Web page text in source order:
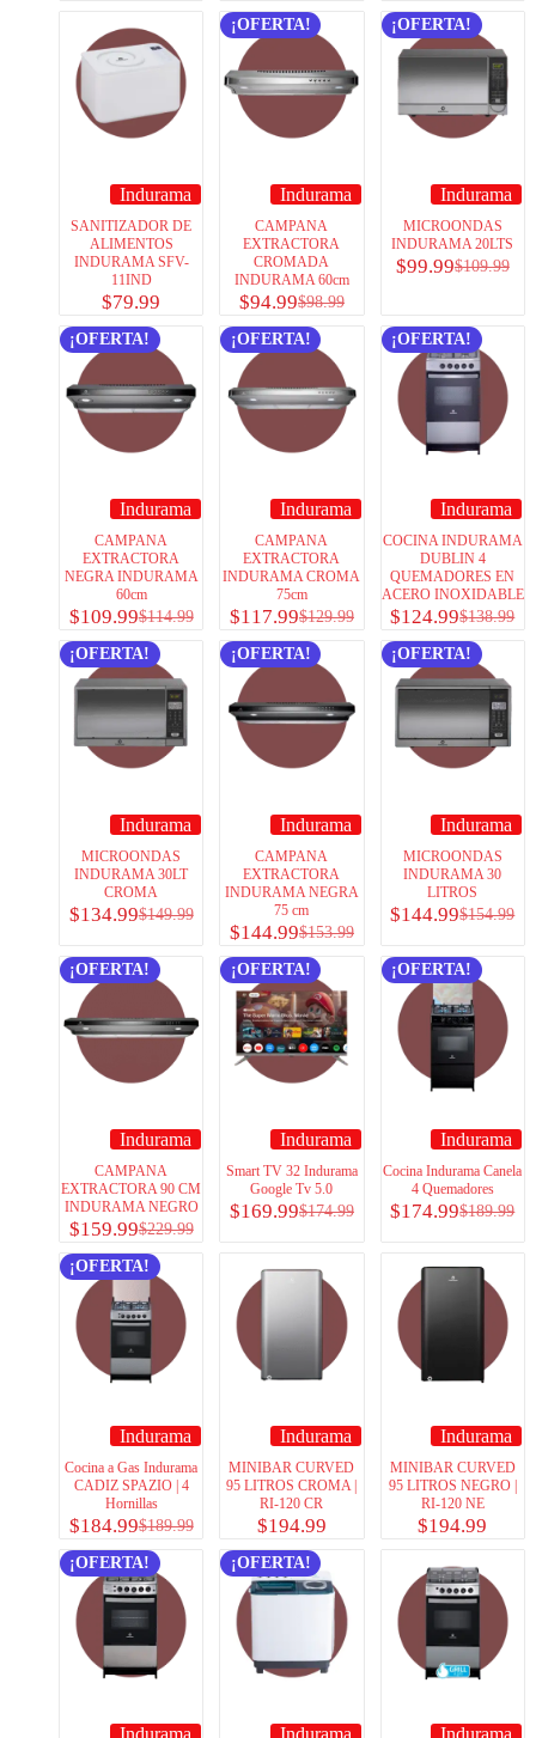
Indurama
SANITIZADOR DE
ALIMENTOS
INDURAMA SFV-
11IND
$79.99
¡OFERTA!
Indurama
CAMPANA
EXTRACTORA
CROMADA
INDURAMA 60cm
$98.99
$94.99
¡OFERTA!
Indurama
MICROONDAS
INDURAMA 20LTS
$109.99
$99.99
¡OFERTA!
Indurama
CAMPANA
EXTRACTORA
NEGRA INDURAMA
60cm
$114.99
$109.99
¡OFERTA!
Indurama
CAMPANA
EXTRACTORA
INDURAMA CROMA
75cm
$129.99
$117.99
¡OFERTA!
Indurama
COCINA INDURAMA
DUBLIN 4
QUEMADORES EN
ACERO INOXIDABLE
$138.99
$124.99
¡OFERTA!
Indurama
MICROONDAS
INDURAMA 30LT
CROMA
$149.99
$134.99
¡OFERTA!
Indurama
CAMPANA
EXTRACTORA
INDURAMA NEGRA
75 cm
$153.99
$144.99
¡OFERTA!
Indurama
MICROONDAS
INDURAMA 30
LITROS
$154.99
$144.99
¡OFERTA!
Indurama
CAMPANA
EXTRACTORA 90 CM
INDURAMA NEGRO
$229.99
$159.99
¡OFERTA!
Indurama
Smart TV 32 Indurama
Google Tv 5.0
$174.99
$169.99
¡OFERTA!
Indurama
Cocina Indurama Canela
4 Quemadores
$189.99
$174.99
¡OFERTA!
Indurama
Cocina a Gas Indurama
CADIZ SPAZIO | 4
Hornillas
$189.99
$184.99
Indurama
MINIBAR CURVED
95 LITROS CROMA |
RI-120 CR
$194.99
Indurama
MINIBAR CURVED
95 LITROS NEGRO |
RI-120 NE
$194.99
¡OFERTA!
Indurama
¡OFERTA!
Indurama Indurama